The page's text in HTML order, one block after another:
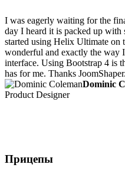
I was eagerly waiting for the
day I heard it is packed up with
started using Helix Ultimate on
wonderful and exactly the way
interface. Using Bootstrap 4 is
has for me. Thanks JoomShaper.
Dominic
Product Designer
Прицепы